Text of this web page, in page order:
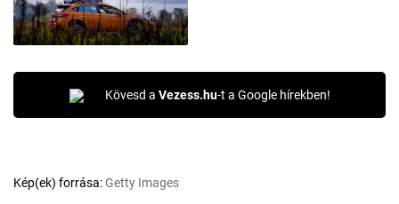
Kövesd a Vezess.hu-t a Google hírekben!
Kép(ek) forrása:Getty Images